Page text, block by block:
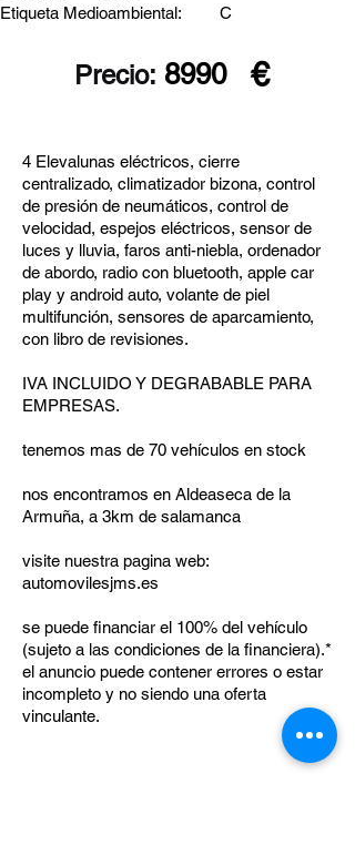
Etiqueta Medioambiental:
C
Precio: 8990 €
4 Elevalunas eléctricos, cierre
centralizado, climatizador bizona, control
de presión de neumáticos, control de
velocidad, espejos eléctricos, sensor de
luces y lluvia, faros anti-niebla, ordenador
de abordo, radio con bluetooth, apple car
play y android auto, volante de piel
multifunción, sensores de aparcamiento,
con libro de revisiones.
IVA INCLUIDO Y DEGRABABLE PARA
EMPRESAS.
tenemos mas de 70 vehículos en stock
nos encontramos en Aldeaseca de la
Armuña, a 3km de salamanca
visite nuestra pagina web:
automovilesjms.es
se puede financiar el 100% del vehículo
(sujeto a las condiciones de la financiera).*
el anuncio puede contener errores o estar
incompleto y no siendo una oferta
vinculante.